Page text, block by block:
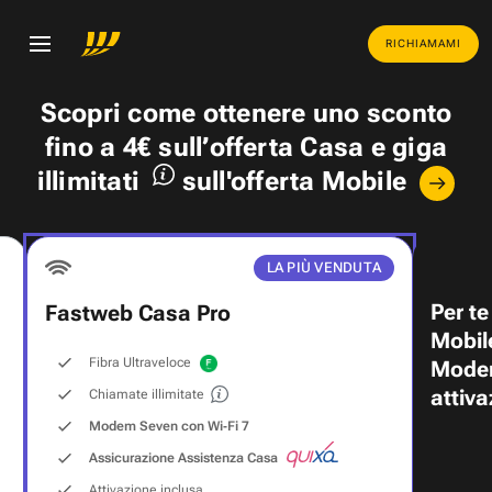
RICHIAMAMI
Scopri come ottenere uno sconto
fino a 4€ sull’offerta Casa egiga
illimitati
sull'offerta Mobile
LA PIÙ VENDUTA
Fastweb Casa Pro
Fibra Ultraveloce
Chiamate illimitate
Modem Seven con Wi‑Fi 7
Assicurazione Assistenza Casa
Per